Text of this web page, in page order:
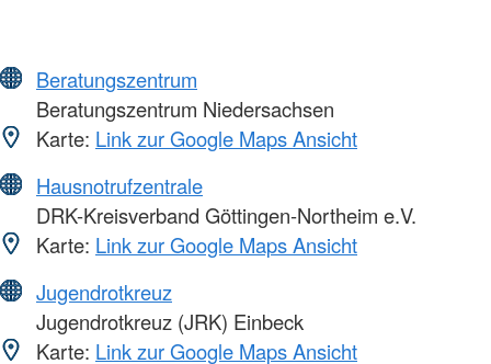
Beratungszentrum
Beratungszentrum Niedersachsen
Karte: Link zur Google Maps Ansicht
Hausnotrufzentrale
DRK-Kreisverband Göttingen-Northeim e.V.
Karte: Link zur Google Maps Ansicht
Jugendrotkreuz
Jugendrotkreuz (JRK) Einbeck
Karte: Link zur Google Maps Ansicht